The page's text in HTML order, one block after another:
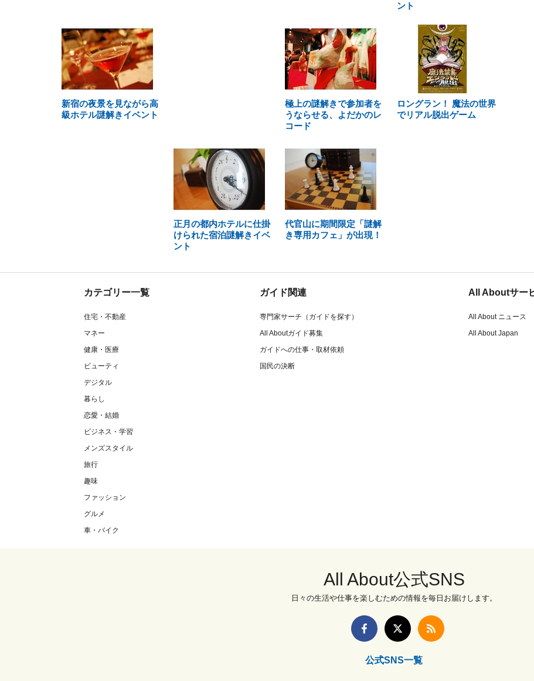
ント
新宿の夜景を見ながら高
級ホテル謎解きイベント
極上の謎解きで参加者を
うならせる、よだかのレ
コード
ロングラン！ 魔法の世界
でリアル脱出ゲーム
正月の都内ホテルに仕掛
けられた宿泊謎解きイベ
ント
代官山に期間限定「謎解
き専用カフェ」が出現！
カテゴリー一覧
住宅・不動産
マネー
健康・医療
ビューティ
デジタル
暮らし
恋愛・結婚
ビジネス・学習
メンズスタイル
旅行
趣味
ファッション
グルメ
車・バイク
ガイド関連
専門家サーチ（ガイドを探す）
All Aboutガイド募集
ガイドへの仕事・取材依頼
国民の決断
All Aboutサー
All About ニュース
All About Japan
All About公式SNS
日々の生活や仕事を楽しむための情報を毎日お届けします。
公式SNS一覧